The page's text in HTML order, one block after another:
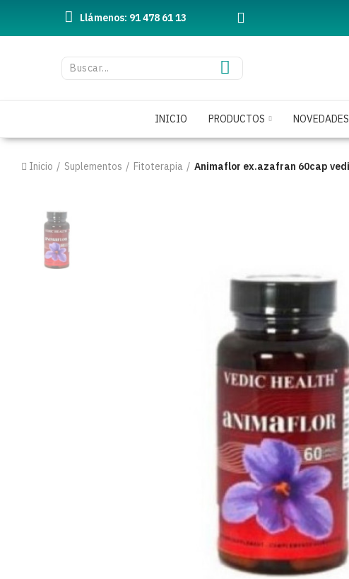
Llámenos: 91 478 61 13
INICIO PRODUCTOS NOVEDADES
Inicio Suplementos Fitoterapia Animaflor ex.azafran 60cap